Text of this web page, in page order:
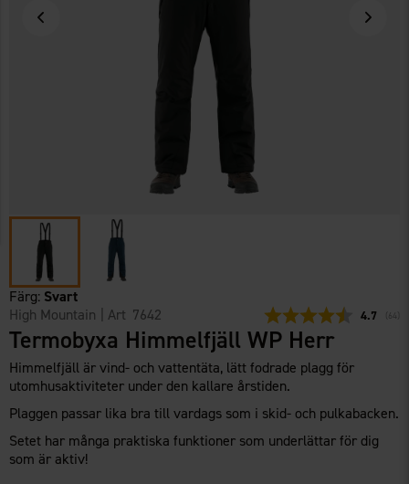
Färg: Svart
High Mountain
| Art 7642 4.7 64
Termobyxa Himmelfjäll WP Herr
Himmelfjäll är vind- och vattentäta, lätt fodrade plagg för
utomhusaktiviteter under den kallare årstiden.
Plaggen passar lika bra till vardags som i skid- och pulkabacken.
Setet har många praktiska funktioner som underlättar för dig
som är aktiv!